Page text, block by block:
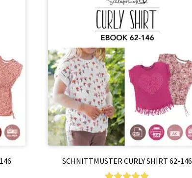
SCHNITTMUSTER CURLY SHIRT 62-146